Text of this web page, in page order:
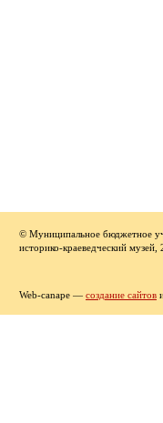
© Муниципальное бюджетное
историко-краеведческий музей,
Web-canape — создание сайтов